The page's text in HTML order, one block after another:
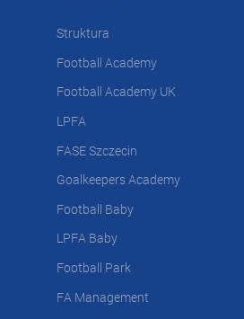
Struktura
Football Academy
Football Academy UK
LPFA
FASE Szczecin
Goalkeepers Academy
Football Baby
LPFA Baby
Football Park
FA Management